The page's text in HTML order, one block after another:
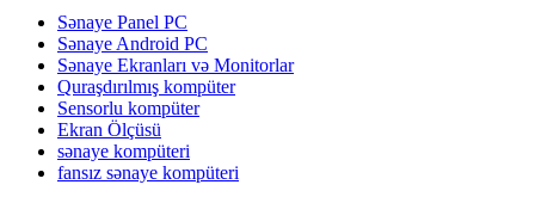
Sənaye Panel PC
Sənaye Android PC
Sənaye Ekranları və Monitorlar
Quraşdırılmış kompüter
Sensorlu kompüter
Ekran Ölçüsü
sənaye kompüteri
fansız sənaye kompüteri